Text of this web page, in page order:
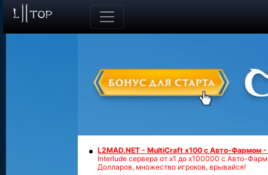
L2MAD.NET - MultiCraft x100 с Авто-Фармом
Interlude сервера от х1 до х100000 с Авто-
Долларов, множество игроков, врывайся!